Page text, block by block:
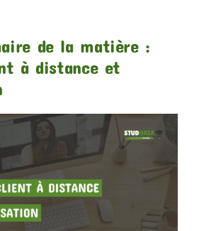
de la matière :
à distance et